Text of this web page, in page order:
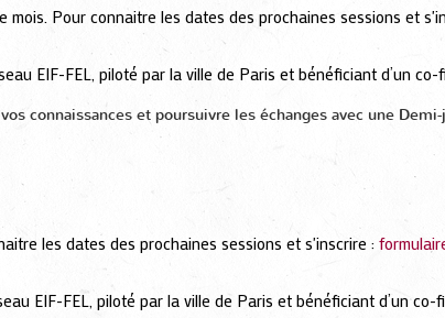
Pour connaitre les dates des prochaines sessions et
EIF-FEL, piloté par la ville de Paris et bénéficiant d’un
connaissances et poursuivre les échanges avec une
les dates des prochaines sessions et s'inscrire :
EIF-FEL, piloté par la ville de Paris et bénéficiant d’un